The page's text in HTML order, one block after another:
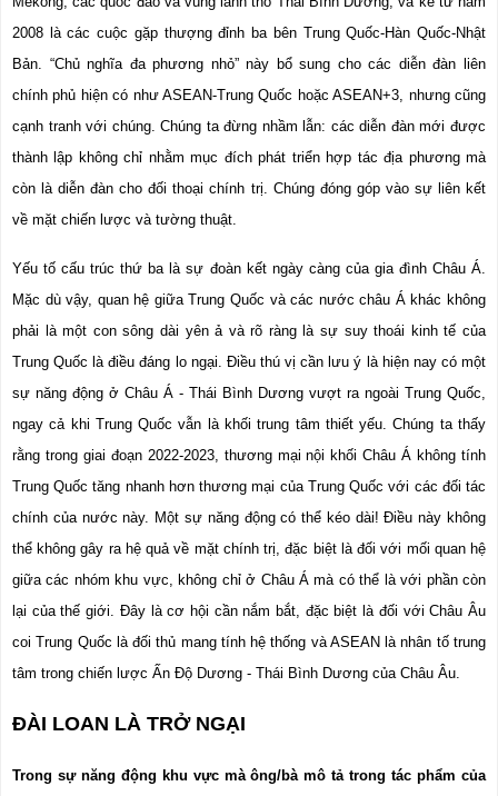
2008 là các cuộc gặp thượng đỉnh ba bên Trung Quốc-Hàn Quốc-Nhật
Bản. “Chủ nghĩa đa phương nhỏ” này bổ sung cho các diễn đàn liên
chính phủ hiện có như ASEAN-Trung Quốc hoặc ASEAN+3, nhưng cũng
cạnh tranh với chúng. Chúng ta đừng nhầm lẫn: các diễn đàn mới được
thành lập không chỉ nhằm mục đích phát triển hợp tác địa phương mà
còn là diễn đàn cho đối thoại chính trị. Chúng đóng góp vào sự liên kết
về mặt chiến lược và tường thuật.
Yếu tố cấu trúc thứ ba là sự đoàn kết ngày càng của gia đình Châu Á.
Mặc dù vậy, quan hệ giữa Trung Quốc và các nước châu Á khác không
phải là một con sông dài yên ả và rõ ràng là sự suy thoái kinh tế của
Trung Quốc là điều đáng lo ngại. Điều thú vị cần lưu ý là hiện nay có một
sự năng động ở Châu Á - Thái Bình Dương vượt ra ngoài Trung Quốc,
ngay cả khi Trung Quốc vẫn là khối trung tâm thiết yếu. Chúng ta thấy
rằng trong giai đoạn 2022-2023, thương mại nội khối Châu Á không tính
Trung Quốc tăng nhanh hơn thương mại của Trung Quốc với các đối tác
chính của nước này. Một sự năng động có thể kéo dài! Điều này không
thể không gây ra hệ quả về mặt chính trị, đặc biệt là đối với mối quan hệ
giữa các nhóm khu vực, không chỉ ở Châu Á mà có thể là với phần còn
lại của thế giới. Đây là cơ hội cần nắm bắt, đặc biệt là đối với Châu Âu
coi Trung Quốc là đối thủ mang tính hệ thống và ASEAN là nhân tố trung
tâm trong chiến lược Ấn Độ Dương - Thái Bình Dương của Châu Âu.
ĐÀI LOAN LÀ TRỞ NGẠI
Trong sự năng động khu vực mà ông/bà mô tả trong tác phẩm của